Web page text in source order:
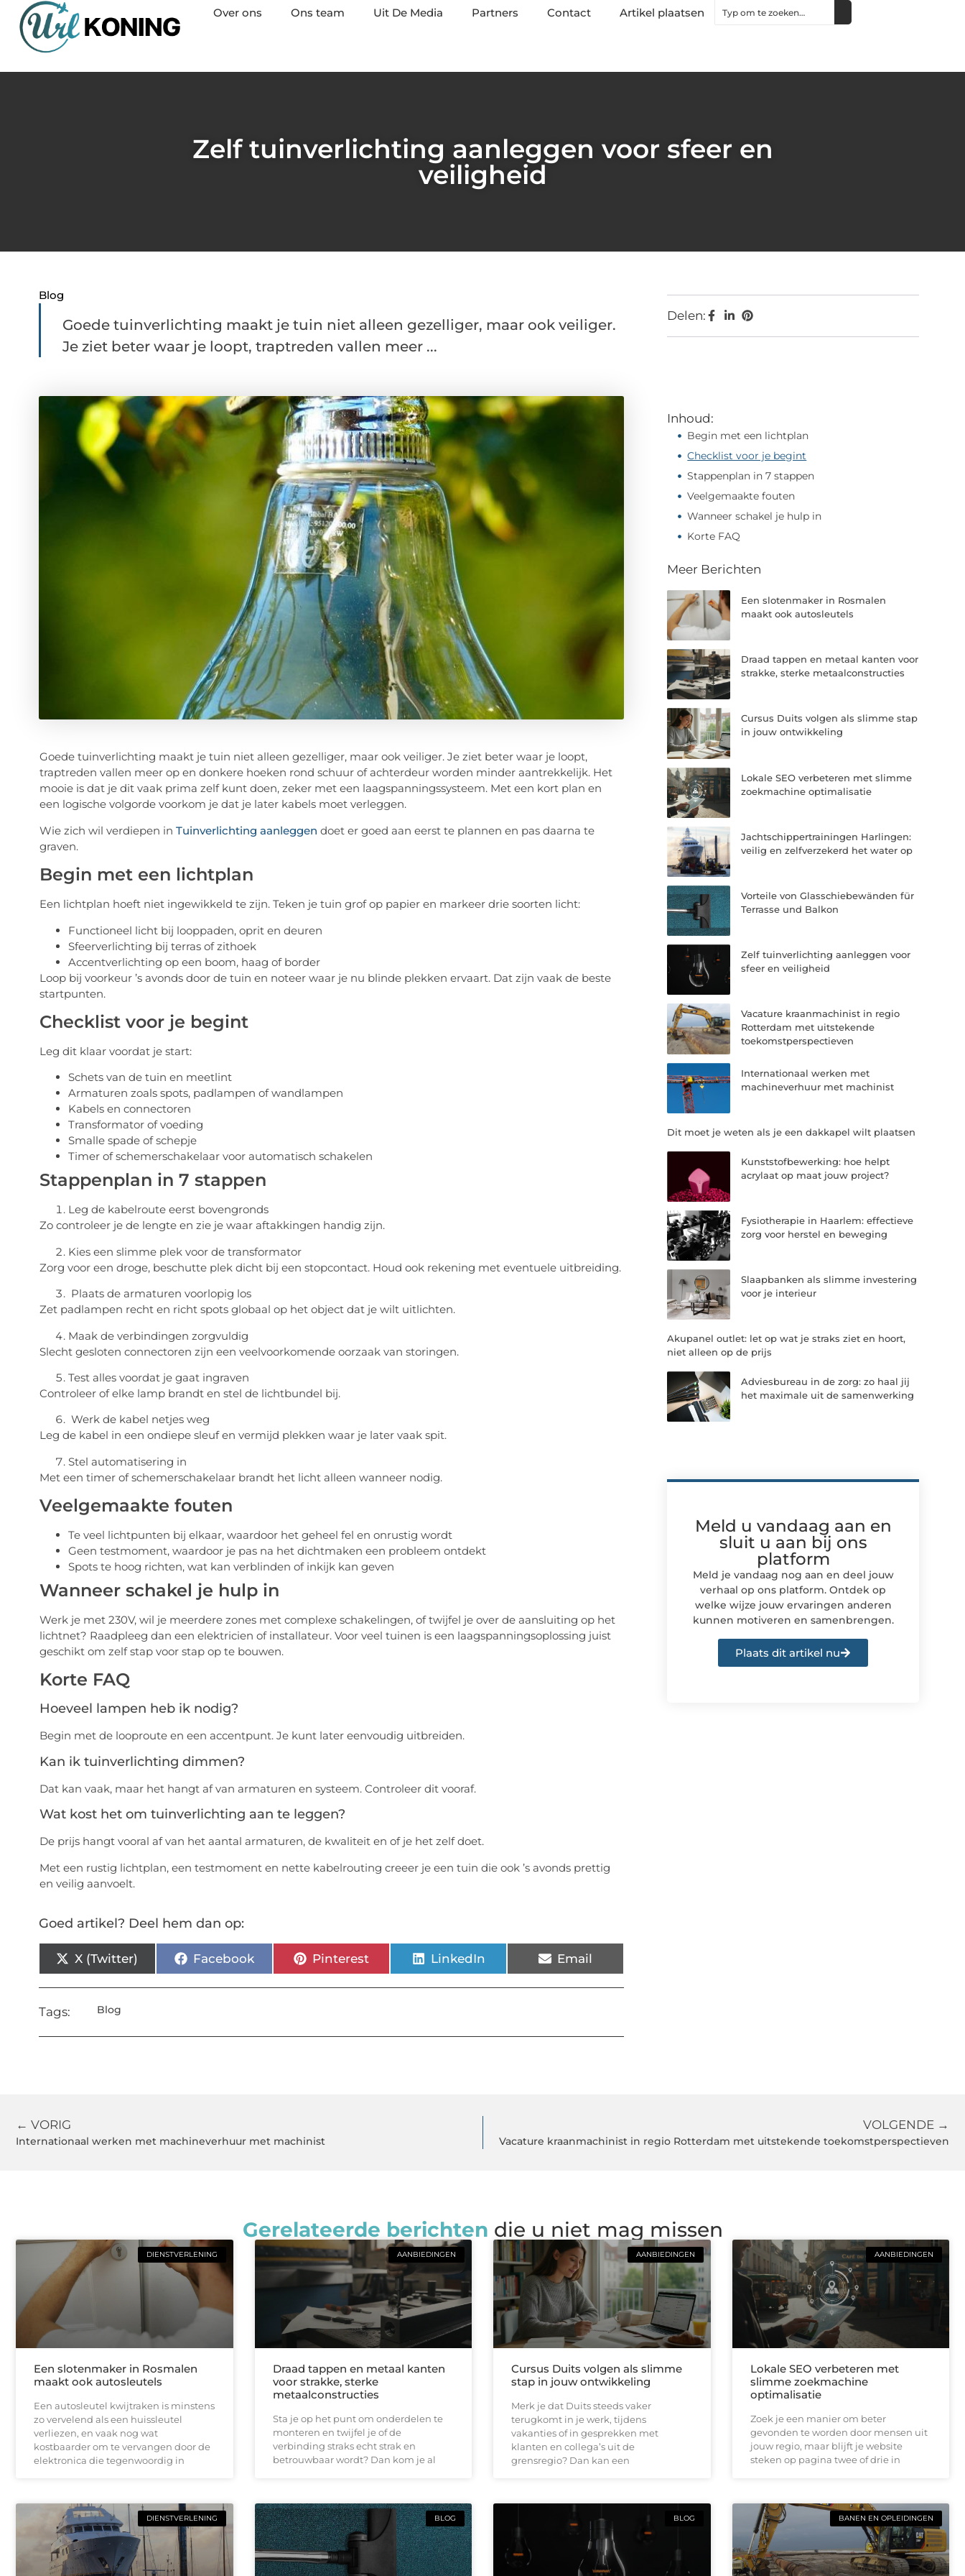
Over ons Ons team Uit De Media Partners Contact Artikel plaatsen
Zelf tuinverlichting aanleggen voor sfeer en
veiligheid
Blog
Goede tuinverlichting maakt je tuin niet alleen gezelliger, maar ook veiliger.
Je ziet beter waar je loopt, traptreden vallen meer ...
Goede tuinverlichting maakt je tuin niet alleen gezelliger, maar ook veiliger. Je ziet beter waar je loopt,
traptreden vallen meer op en donkere hoeken rond schuur of achterdeur worden minder aantrekkelijk. Het
mooie is dat je dit vaak prima zelf kunt doen, zeker met een laagspanningssysteem. Met een kort plan en
een logische volgorde voorkom je dat je later kabels moet verleggen.
Wie zich wil verdiepen in Tuinverlichting aanleggen doet er goed aan eerst te plannen en pas daarna te
graven.
Begin met een lichtplan
Een lichtplan hoeft niet ingewikkeld te zijn. Teken je tuin grof op papier en markeer drie soorten licht:
Functioneel licht bij looppaden, oprit en deuren
Sfeerverlichting bij terras of zithoek
Accentverlichting op een boom, haag of border
Loop bij voorkeur ’s avonds door de tuin en noteer waar je nu blinde plekken ervaart. Dat zijn vaak de beste
startpunten.
Checklist voor je begint
Leg dit klaar voordat je start:
Schets van de tuin en meetlint
Armaturen zoals spots, padlampen of wandlampen
Kabels en connectoren
Transformator of voeding
Smalle spade of schepje
Timer of schemerschakelaar voor automatisch schakelen
Stappenplan in 7 stappen
Leg de kabelroute eerst bovengronds
Zo controleer je de lengte en zie je waar aftakkingen handig zijn.
Kies een slimme plek voor de transformator
Zorg voor een droge, beschutte plek dicht bij een stopcontact. Houd ook rekening met eventuele uitbreiding.
Plaats de armaturen voorlopig los
Zet padlampen recht en richt spots globaal op het object dat je wilt uitlichten.
Maak de verbindingen zorgvuldig
Slecht gesloten connectoren zijn een veelvoorkomende oorzaak van storingen.
Test alles voordat je gaat ingraven
Controleer of elke lamp brandt en stel de lichtbundel bij.
Werk de kabel netjes weg
Leg de kabel in een ondiepe sleuf en vermijd plekken waar je later vaak spit.
Stel automatisering in
Met een timer of schemerschakelaar brandt het licht alleen wanneer nodig.
Veelgemaakte fouten
Te veel lichtpunten bij elkaar, waardoor het geheel fel en onrustig wordt
Geen testmoment, waardoor je pas na het dichtmaken een probleem ontdekt
Spots te hoog richten, wat kan verblinden of inkijk kan geven
Wanneer schakel je hulp in
Werk je met 230V, wil je meerdere zones met complexe schakelingen, of twijfel je over de aansluiting op het
lichtnet? Raadpleeg dan een elektricien of installateur. Voor veel tuinen is een laagspanningsoplossing juist
geschikt om zelf stap voor stap op te bouwen.
Korte FAQ
Hoeveel lampen heb ik nodig?
Begin met de looproute en een accentpunt. Je kunt later eenvoudig uitbreiden.
Kan ik tuinverlichting dimmen?
Dat kan vaak, maar het hangt af van armaturen en systeem. Controleer dit vooraf.
Wat kost het om tuinverlichting aan te leggen?
De prijs hangt vooral af van het aantal armaturen, de kwaliteit en of je het zelf doet.
Met een rustig lichtplan, een testmoment en nette kabelrouting creeer je een tuin die ook ’s avonds prettig
en veilig aanvoelt.
Goed artikel? Deel hem dan op:
X (Twitter) Facebook Pinterest LinkedIn Email
Tags: Blog
Delen:
Inhoud:
Begin met een lichtplan
Checklist voor je begint
Stappenplan in 7 stappen
Veelgemaakte fouten
Wanneer schakel je hulp in
Korte FAQ
Meer Berichten
Een slotenmaker in Rosmalen
maakt ook autosleutels
Draad tappen en metaal kanten voor
strakke, sterke metaalconstructies
Cursus Duits volgen als slimme stap
in jouw ontwikkeling
Lokale SEO verbeteren met slimme
zoekmachine optimalisatie
Jachtschippertrainingen Harlingen:
veilig en zelfverzekerd het water op
Vorteile von Glasschiebewänden für
Terrasse und Balkon
Zelf tuinverlichting aanleggen voor
sfeer en veiligheid
Vacature kraanmachinist in regio
Rotterdam met uitstekende
toekomstperspectieven
Internationaal werken met
machineverhuur met machinist
Dit moet je weten als je een dakkapel wilt plaatsen
Kunststofbewerking: hoe helpt
acrylaat op maat jouw project?
Fysiotherapie in Haarlem: effectieve
zorg voor herstel en beweging
Slaapbanken als slimme investering
voor je interieur
Akupanel outlet: let op wat je straks ziet en hoort,
niet alleen op de prijs
Adviesbureau in de zorg: zo haal jij
het maximale uit de samenwerking
Meld u vandaag aan en
sluit u aan bij ons
platform
Meld je vandaag nog aan en deel jouw
verhaal op ons platform. Ontdek op
welke wijze jouw ervaringen anderen
kunnen motiveren en samenbrengen.
Plaats dit artikel nu
← VORIG
Internationaal werken met machineverhuur met machinist
VOLGENDE →
Vacature kraanmachinist in regio Rotterdam met uitstekende toekomstperspectieven
Gerelateerde berichten die u niet mag missen
DIENSTVERLENING
Een slotenmaker in Rosmalen
maakt ook autosleutels
Een autosleutel kwijtraken is minstens
zo vervelend als een huissleutel
verliezen, en vaak nog wat
kostbaarder om te vervangen door de
elektronica die tegenwoordig in
AANBIEDINGEN
Draad tappen en metaal kanten
voor strakke, sterke
metaalconstructies
Sta je op het punt om onderdelen te
monteren en twijfel je of de
verbinding straks echt strak en
betrouwbaar wordt? Dan kom je al
AANBIEDINGEN
Cursus Duits volgen als slimme
stap in jouw ontwikkeling
Merk je dat Duits steeds vaker
terugkomt in je werk, tijdens
vakanties of in gesprekken met
klanten en collega’s uit de
grensregio? Dan kan een
AANBIEDINGEN
Lokale SEO verbeteren met
slimme zoekmachine
optimalisatie
Zoek je een manier om beter
gevonden te worden door mensen uit
jouw regio, maar blijft je website
steken op pagina twee of drie in
DIENSTVERLENING BLOG BLOG BANEN EN OPLEIDINGEN